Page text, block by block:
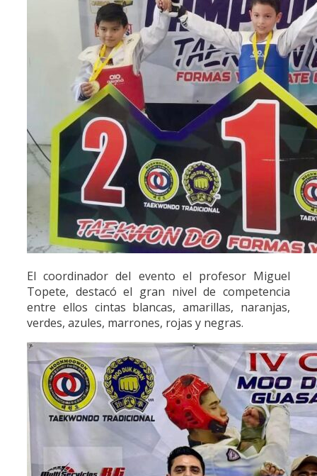
El coordinador del evento el profesor Miguel
Topete, destacó el gran nivel de competencia
entre ellos cintas blancas, amarillas, naranjas,
verdes, azules, marrones, rojas y negras.